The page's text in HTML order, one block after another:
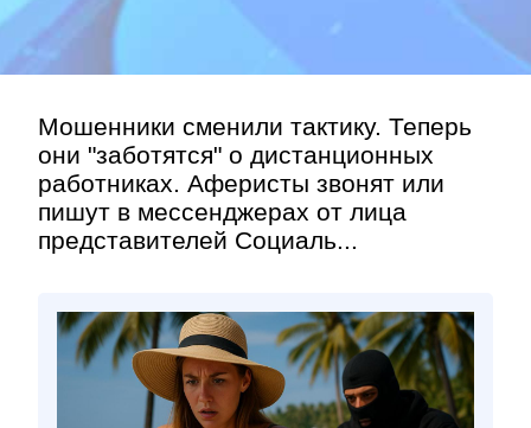
Мошенники сменили тактику. Теперь
они "заботятся" о дистанционных
работниках. Аферисты звонят или
пишут в мессенджерах от лица
представителей Социаль...